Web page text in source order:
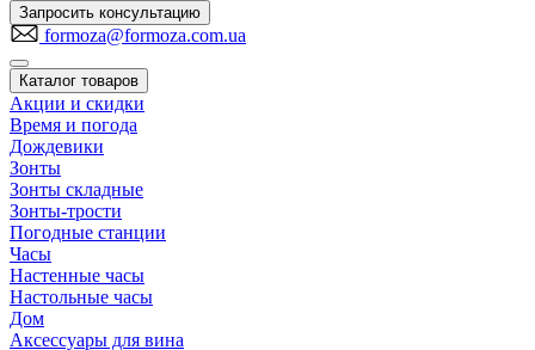
Запросить консультацию
formoza@formoza.com.ua
Каталог товаров
Акции и скидки
Время и погода
Дождевики
Зонты
Зонты складные
Зонты-трости
Погодные станции
Часы
Настенные часы
Настольные часы
Дом
Аксессуары для вина